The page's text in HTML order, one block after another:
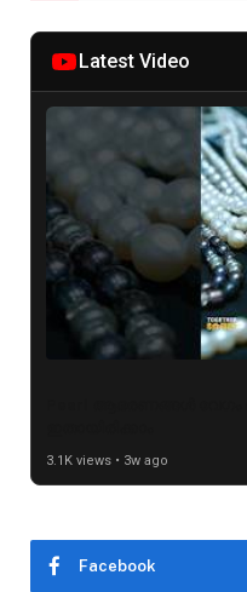
Latest Video
3.1K views • 3w ago
Facebook